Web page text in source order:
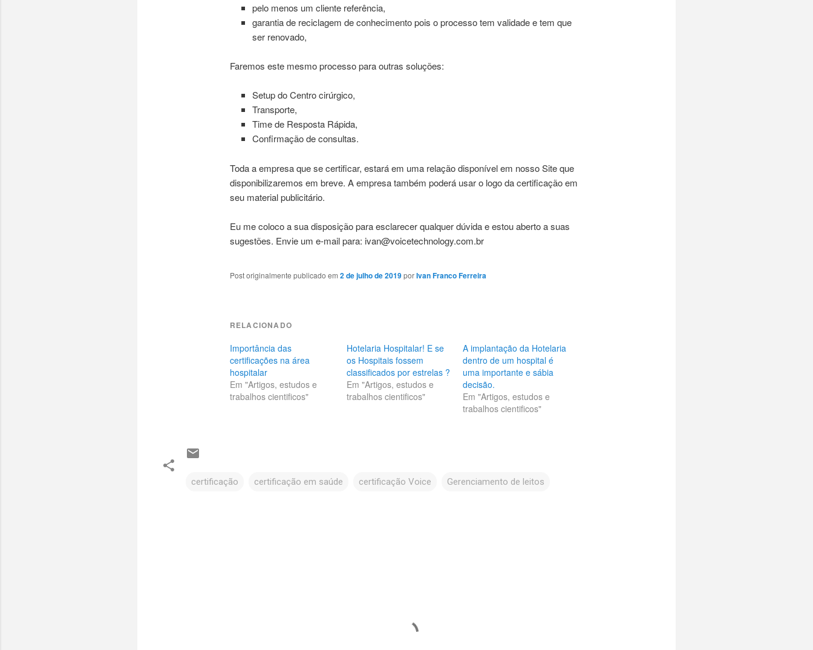
pelo menos um cliente referência,
garantia de reciclagem de conhecimento pois o processo tem validade e tem que
ser renovado,
Faremos este mesmo processo para outras soluções:
Setup do Centro cirúrgico,
Transporte,
Time de Resposta Rápida,
Confirmação de consultas.
Toda a empresa que se certificar, estará em uma relação disponível em nosso Site que
disponibilizaremos em breve. A empresa também poderá usar o logo da certificação em
seu material publicitário.
Eu me coloco a sua disposição para esclarecer qualquer dúvida e estou aberto a suas
sugestões. Envie um e-mail para: ivan@voicetechnology.com.br
Post originalmente publicado em 2 de julho de 2019porIvan Franco Ferreira
RELACIONADO
Importância das
certificações na área
hospitalar
Em "Artigos, estudos e
trabalhos cientificos"
Hotelaria Hospitalar! E se
os Hospitais fossem
classificados por estrelas ?
Em "Artigos, estudos e
trabalhos cientificos"
A implantação da Hotelaria
dentro de um hospital é
uma importante e sábia
decisão.
Em "Artigos, estudos e
trabalhos cientificos"
certificação certificação em saúde certificação Voice Gerenciamento de leitos